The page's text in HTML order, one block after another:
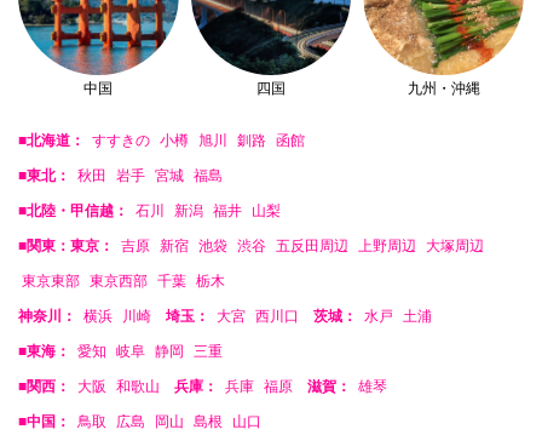
中国 四国 九州・沖縄
■北海道： すすきの 小樽 旭川 釧路 函館
■東北： 秋田 岩手 宮城 福島
■北陸・甲信越： 石川 新潟 福井 山梨
■関東：東京： 吉原 新宿 池袋 渋谷 五反田周辺 上野周辺 大塚周辺
東京東部 東京西部 千葉 栃木
神奈川： 横浜 川崎 埼玉： 大宮 西川口 茨城： 水戸 土浦
■東海： 愛知 岐阜 静岡 三重
■関西： 大阪 和歌山 兵庫： 兵庫 福原 滋賀： 雄琴
■中国： 鳥取 広島 岡山 島根 山口